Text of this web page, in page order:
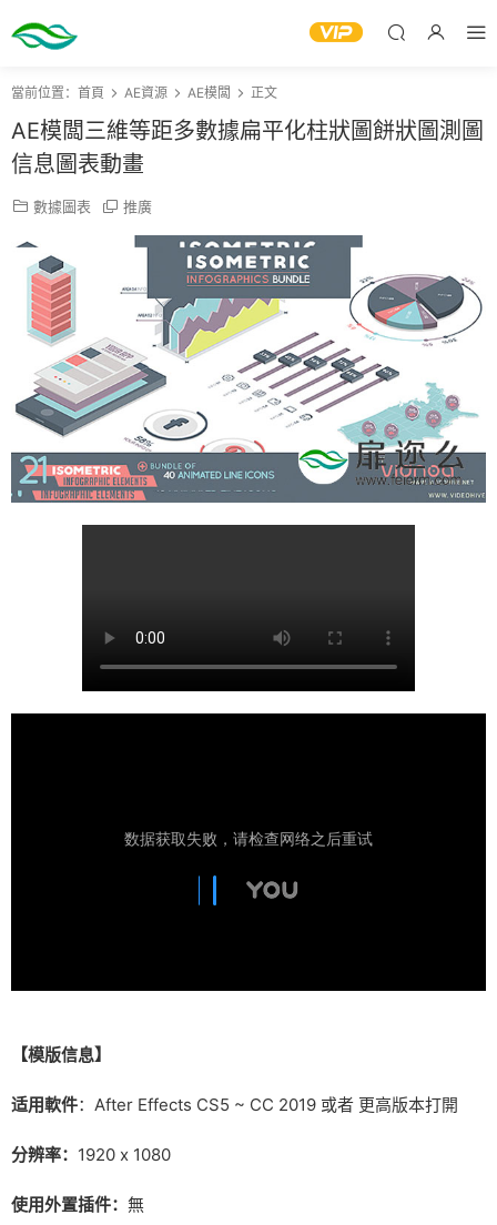
當前位置： 首頁 AE資源 AE模闆 正文
AE模闆三維等距多數據扁平化柱狀圖餅狀圖測圖
信息圖表動畫
數據圖表 推廣
【模版信息】
适用軟件：After Effects CS5 ~ CC 2019 或者 更高版本打開
分辨率： 1920 x 1080
使用外置插件： 無